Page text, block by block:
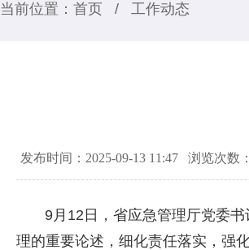
当前位置： 首页 / 工作动态
发布时间：2025-09-13 11:47 浏览次数：
9月12日，省应急管理厅党委书
理的重要论述，细化责任落实，强